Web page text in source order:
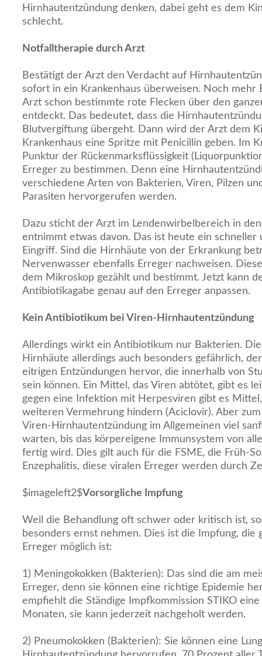
Hirnhautentzündung denken, dabei geht es dem
schlecht.
Notfalltherapie durch Arzt
Bestätigt der Arzt den Verdacht auf
sofort in ein Krankenhaus überweisen. Noch mehr
Arzt schon bestimmte rote Flecken über den
entdeckt. Das bedeutet, dass die
Blutvergiftung übergeht. Dann wird der Arzt dem
Krankenhaus eine Spritze mit Penicillin geben. Im
Punktur der Rückenmarksflüssigkeit
Erreger zu bestimmen. Denn eine
verschiedene Arten von Bakterien, Viren, Pilzen
Parasiten hervorgerufen werden.
Dazu sticht der Arzt im Lendenwirbelbereich in
entnimmt etwas davon. Das ist heute ein schneller
Eingriff. Sind die Hirnhäute von der Erkrankung
Nervenwasser ebenfalls Erreger nachweisen.
dem Mikroskop gezählt und bestimmt. Jetzt kann
Antibiotikagabe genau auf den Erreger anpassen.
Kein Antibiotikum bei Viren-Hirnhautentzündung
Allerdings wirkt ein Antibiotikum nur Bakterien.
Hirnhäute allerdings auch besonders gefährlich,
eitrigen Entzündungen hervor, die innerhalb von
sein können. Ein Mittel, das Viren abtötet, gibt es
gegen eine Infektion mit Herpesviren gibt es
weiteren Vermehrung hindern (Aciclovir). Aber
Viren-Hirnhautentzündung im Allgemeinen viel
warten, bis das körpereigene Immunsystem von
fertig wird. Dies gilt auch für die FSME, die Früh-
Enzephalitis, diese viralen Erreger werden durch
$imageleft2$Vorsorgliche Impfung
Weil die Behandlung oft schwer oder kritisch ist,
besonders ernst nehmen. Dies ist die Impfung, die
Erreger möglich ist:
1) Meningokokken (Bakterien): Das sind die am
Erreger, denn sie können eine richtige Epidemie
empfiehlt die Ständige Impfkommission STIKO
Monaten, sie kann jederzeit nachgeholt werden.
2) Pneumokokken (Bakterien): Sie können eine